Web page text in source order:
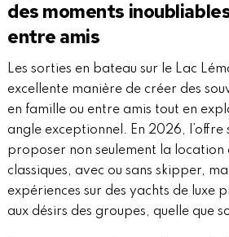
des moments
entre amis
Les sorties en bateau sur le Lac
excellente manière de créer des
en famille ou entre amis tout en
angle exceptionnel. En 2026, l’offre
proposer non seulement la location
classiques, avec ou sans skipper,
expériences sur des yachts de luxe
aux désirs des groupes, quelle que